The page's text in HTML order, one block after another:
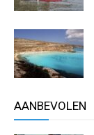
AANBEVOLEN